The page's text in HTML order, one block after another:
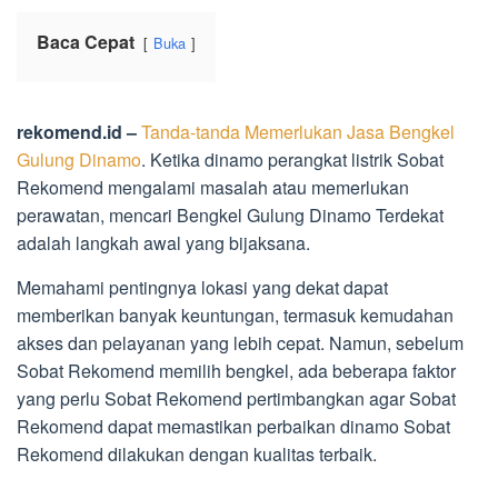
Baca Cepat Buka
rekomend.id –Tanda-tanda Memerlukan Jasa Bengkel
Gulung Dinamo. Ketika dinamo perangkat listrik Sobat
Rekomend mengalami masalah atau memerlukan
perawatan, mencari Bengkel Gulung Dinamo Terdekat
adalah langkah awal yang bijaksana.
Memahami pentingnya lokasi yang dekat dapat
memberikan banyak keuntungan, termasuk kemudahan
akses dan pelayanan yang lebih cepat. Namun, sebelum
Sobat Rekomend memilih bengkel, ada beberapa faktor
yang perlu Sobat Rekomend pertimbangkan agar Sobat
Rekomend dapat memastikan perbaikan dinamo Sobat
Rekomend dilakukan dengan kualitas terbaik.